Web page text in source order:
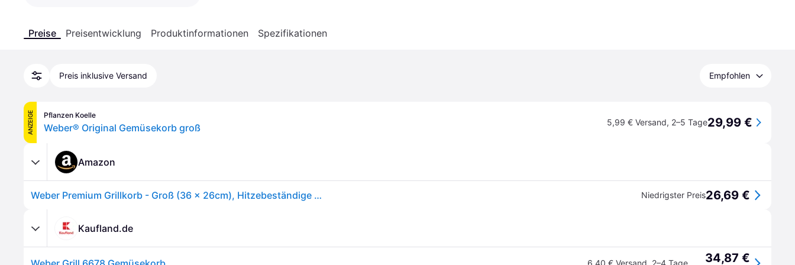
Preise Preisentwicklung Produktinformationen Spezifikationen
Preis inklusive Versand Empfohlen
ANZEIGE Pflanzen Koelle
Weber® Original Gemüsekorb groß 5,99 € Versand, 2–5 Tage29,99 €
Amazon
Weber Premium Grillkorb - Groß (36 x 26cm), Hitzebeständige & spülmaschinenfeste BBQ Grillschale aus Edelstahl, Ideal für Beilagen (Fleisch, Gemüse), für alle Grilltypen geeignet - Silber (6678) Niedrigster Preis26,69 €
Kaufland.de
6,40 € Versand, 2–4 Tage 34,87 €